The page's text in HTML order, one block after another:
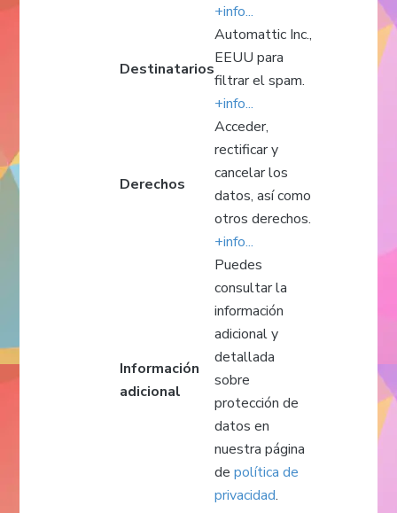
+info...
Destinatarios
Automattic Inc.,
EEUU para
filtrar el spam.
+info...
Derechos
Acceder,
rectificar y
cancelar los
datos, así como
otros derechos.
+info...
Información
adicional
Puedes
consultar la
información
adicional y
detallada
sobre
protección de
datos en
nuestra página
depolítica de
privacidad.